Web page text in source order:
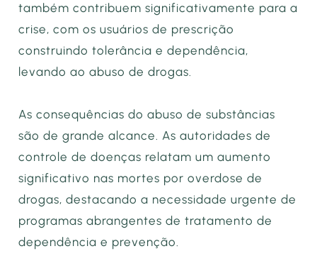
também contribuem significativamente para a
crise, com os usuários de prescrição
construindo tolerância e dependência,
levando ao abuso de drogas.
As consequências do abuso de substâncias
são de grande alcance. As autoridades de
controle de doenças relatam um aumento
significativo nas mortes por overdose de
drogas, destacando a necessidade urgente de
programas abrangentes de tratamento de
dependência e prevenção.